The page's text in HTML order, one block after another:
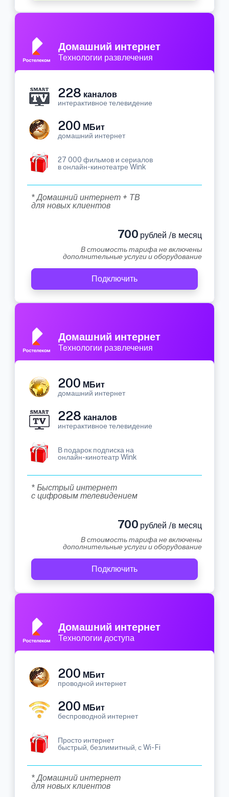
Домашний интернет
Технологии развлечения
228 каналов
интерактивное телевидение
200 МБит
домашний интернет
27 000 фильмов и сериалов
в онлайн-кинотеатре Wink
* Домашний интернет + ТВ
для новых клиентов
700 рублей /в месяц
В стоимость тарифа не включены
дополнительные услуги и оборудование
Подключить
Домашний интернет
Технологии развлечения
200 МБит
домашний интернет
228 каналов
интерактивное телевидение
В подарок подписка на
онлайн-кинотеатр Wink
* Быстрый интернет
с цифровым телевидением
700 рублей /в месяц
В стоимость тарифа не включены
дополнительные услуги и оборудование
Подключить
Домашний интернет
Технологии доступа
200 МБит
проводной интернет
200 МБит
беспроводной интернет
Просто интернет
быстрый, безлимитный, с Wi-Fi
* Домашний интернет
для новых клиентов